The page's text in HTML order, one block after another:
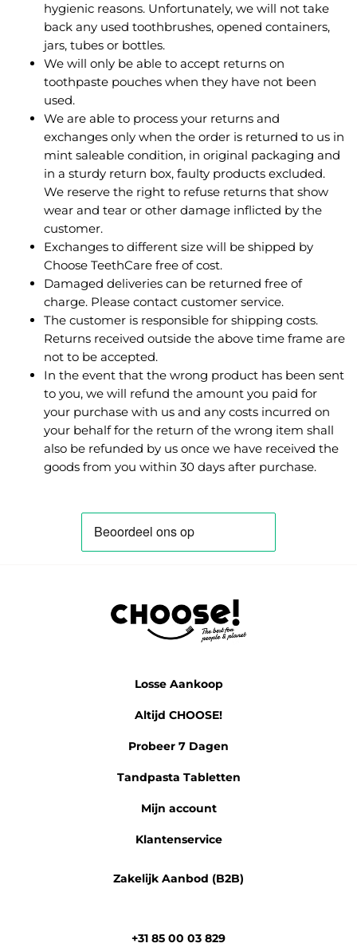
hygienic reasons. Unfortunately, we will not take
back any used toothbrushes, opened containers,
jars, tubes or bottles.
We will only be able to accept returns on
toothpaste pouches when they have not been
used.
We are able to process your returns and
exchanges only when the order is returned to us in
mint saleable condition, in original packaging and
in a sturdy return box, faulty products excluded.
We reserve the right to refuse returns that show
wear and tear or other damage inflicted by the
customer.
Exchanges to different size will be shipped by
Choose TeethCare free of cost.
Damaged deliveries can be returned free of
charge. Please contact customer service.
The customer is responsible for shipping costs.
Returns received outside the above time frame are
not to be accepted.
In the event that the wrong product has been sent
to you, we will refund the amount you paid for
your purchase with us and any costs incurred on
your behalf for the return of the wrong item shall
also be refunded by us once we have received the
goods from you within 30 days after purchase.
Losse Aankoop
Altijd CHOOSE!
Probeer 7 Dagen
Tandpasta Tabletten
Mijn account
Klantenservice
Zakelijk Aanbod (B2B)
+31 85 00 03 829